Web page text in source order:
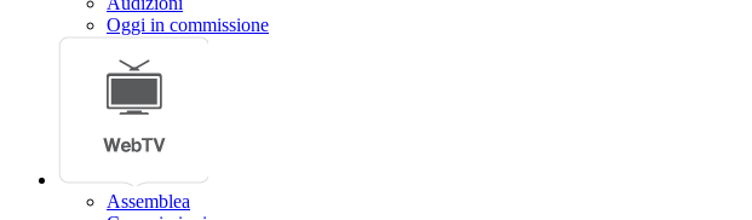
Oggi in commissione
Assemblea